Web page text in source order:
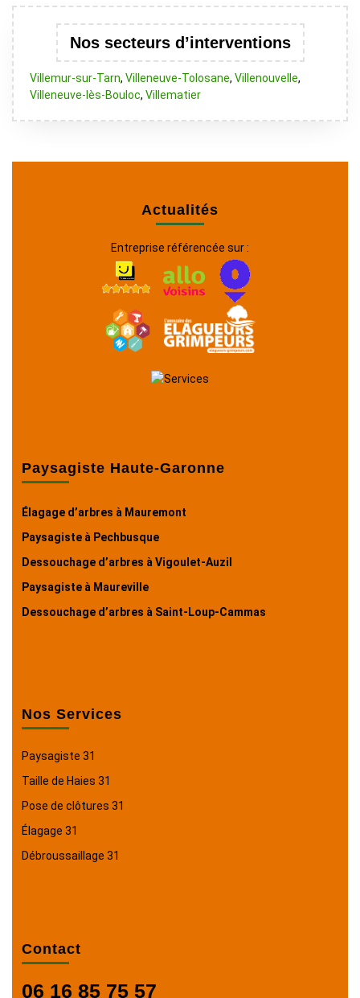
Nos secteurs d’interventions
Villemur-sur-Tarn, Villeneuve-Tolosane, Villenouvelle,
Villeneuve-lès-Bouloc, Villematier
Actualités
Entreprise référencée sur :
Paysagiste Haute-Garonne
Élagage d’arbres à Mauremont
Paysagiste à Pechbusque
Dessouchage d’arbres à Vigoulet-Auzil
Paysagiste à Maureville
Dessouchage d’arbres à Saint-Loup-Cammas
Nos Services
Paysagiste 31
Taille de Haies 31
Pose de clôtures 31
Élagage 31
Débroussaillage 31
Contact
06 16 85 75 57